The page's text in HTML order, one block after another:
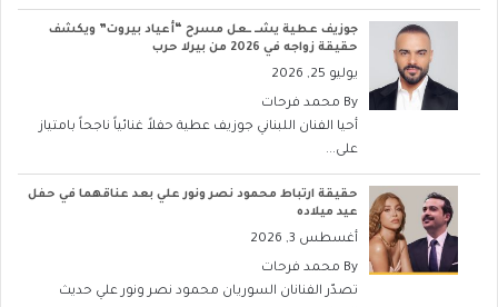
جوزيف عطية يشــ ــعل مسرح “أعياد بيروت” ويكشف
حقيقة زواجه في 2026 من بيرلا حرب
يوليو 25, 2026
By محمد فرحات
أحيا الفنان اللبناني جوزيف عطية حفلاً غنائياً ناجحاً بامتياز
على...
حقيقة ارتباط محمود نصر ونور علي بعد عناقهما في حفل
عيد ميلاده
أغسطس 3, 2026
By محمد فرحات
تصدّر الفنانان السوريان محمود نصر ونور علي حديث